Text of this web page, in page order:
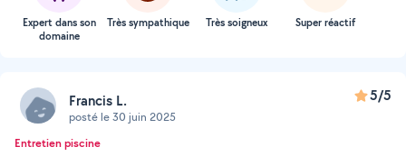
Expert dans son
domaine
Très sympathique Très soigneux Super réactif
Francis L.
posté le 30 juin 2025
5/5
Entretien piscine